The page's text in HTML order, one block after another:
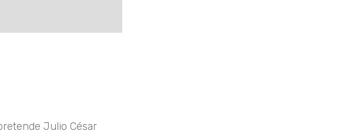
Julio César